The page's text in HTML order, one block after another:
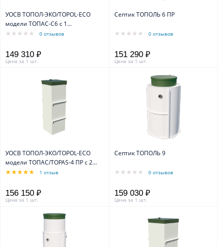
УОСВ ТОПОЛ-ЭКО/TOPOL-ECO
модели ТОПАС-С6 с 1
компрессором0 отзывов
149 310 ₽
Цена за 1 шт.
Септик ТОПОЛЬ 6 ПР
0 отзывов
151 290 ₽
Цена за 1 шт.
УОСВ ТОПОЛ-ЭКО/TOPOL-ECO
модели ТОПАС/TOPAS-4 ПР с 2
компрессорами
1 отзыв
156 150 ₽
Цена за 1 шт.
Септик ТОПОЛЬ 9
0 отзывов
159 030 ₽
Цена за 1 шт.